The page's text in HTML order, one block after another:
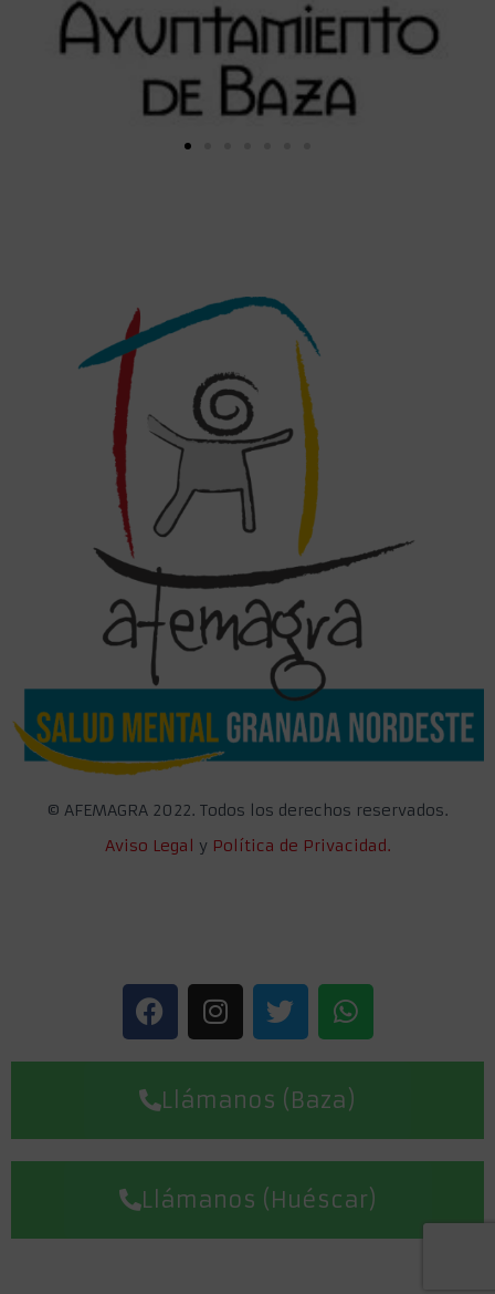
© AFEMAGRA 2022. Todos los derechos reservados.
Aviso Legal y Política de Privacidad.
Llámanos (Baza)
Llámanos (Huéscar)